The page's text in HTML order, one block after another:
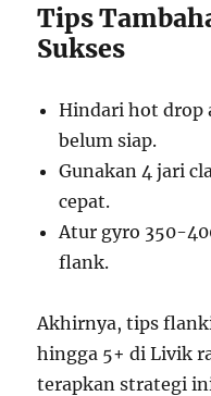
Tips
Sukses
Hindari hot drop
belum siap.
Gunakan 4 jari
cepat.
Atur gyro 350-
flank.
Akhirnya, tips
hingga 5+ di Livik
terapkan strategi